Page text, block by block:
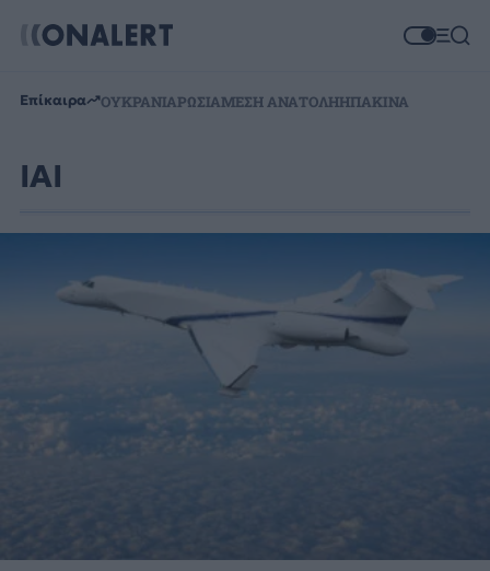
Επίκαιρα ΟΥΚΡΑΝΙΑΡΩΣΙΑΜΕΣΗ ΑΝΑΤΟΛΗΗΠΑΚΙΝΑ
IAI